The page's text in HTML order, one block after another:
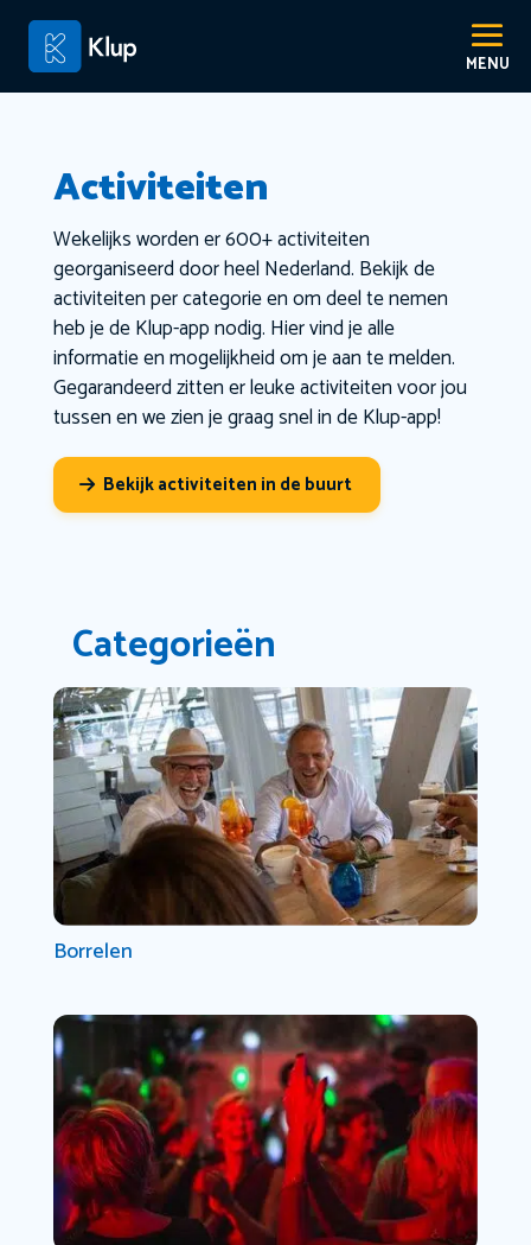
Activiteiten
Wekelijks worden er 600+ activiteiten
georganiseerd door heel Nederland. Bekijk de
activiteiten per categorie en om deel te nemen
heb je de Klup-app nodig. Hier vind je alle
informatie en mogelijkheid om je aan te melden.
Gegarandeerd zitten er leuke activiteiten voor jou
tussen en we zien je graag snel in de Klup-app!
Bekijk activiteiten in de buurt
Categorieën
Borrelen